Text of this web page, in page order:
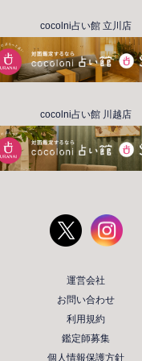
cocolni占い館 立川店
cocolni占い館 川越店
運営会社
お問い合わせ
利用規約
鑑定師募集
個人情報保護方針